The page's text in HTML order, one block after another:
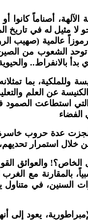
الآلهة، أصناماً
له في تاريخ
عالمية (صهيب
الشعوب من
بدأ بالانفراط..
وللملكية، بما
عن العلم
التي استطاعت
الفضاء
وأنجزت عدة حروب
استمرار تحديهم،
والعوائق
بالمقارنة مع
السنين، في
يعود